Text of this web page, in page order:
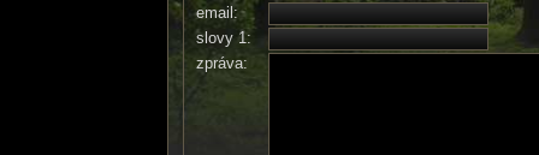
email:
slovy 1:
zpráva: